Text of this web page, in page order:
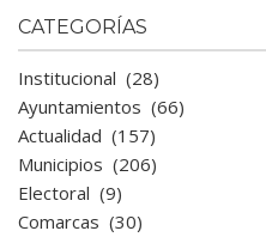
CATEGORÍAS
Institucional (28)
Ayuntamientos (66)
Actualidad (157)
Municipios (206)
Electoral (9)
Comarcas (30)